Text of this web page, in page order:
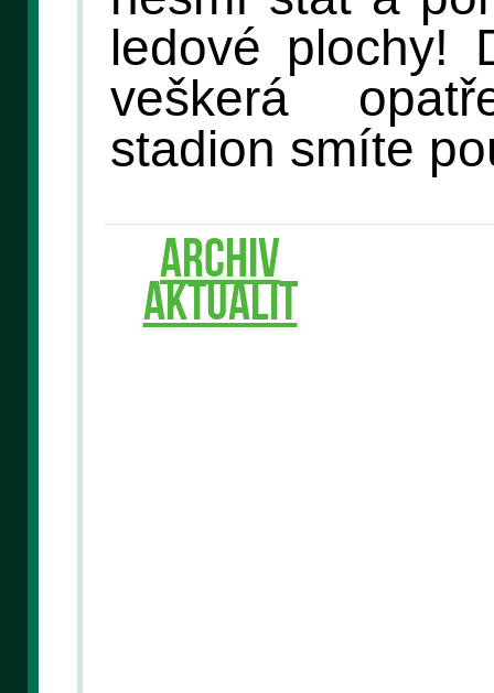
ledové plochy!
veškerá
stadion smíte
ARCHIV
AKTUALIT